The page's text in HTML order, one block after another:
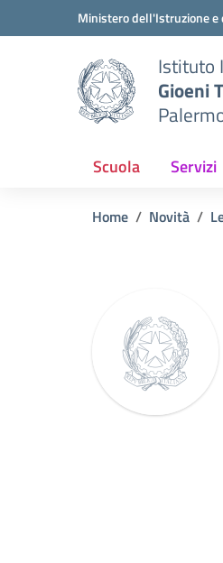
Vai ai contenuti
Vai al menu di navigazione
Ministero dell'Istruzione e
Istituto
Gioeni
Scuola Servizi
Home Novità